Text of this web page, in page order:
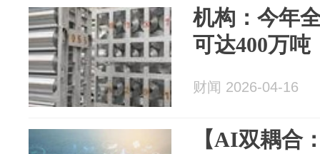
机构：今年
可达400万吨
财闻 2026-04-16
【AI双耦合